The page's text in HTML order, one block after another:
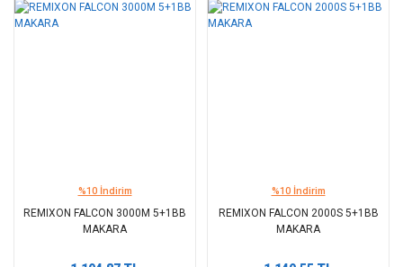
%10 İndirim
REMIXON FALCON 3000M 5+1BB
MAKARA
%10 İndirim
REMIXON FALCON 2000S 5+1BB
MAKARA